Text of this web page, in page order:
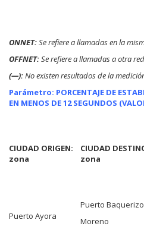
ONNET:Se refiere a llamadas en la
OFFNET:Se refiere a llamadas a otra
(—):No existen resultados de la
Parámetro: PORCENTAJE DE
EN MENOS DE 12 SEGUNDOS
CIUDAD ORIGEN:
zona
CIUDAD
zona
Puerto Ayora
Puerto Baquerizo
Moreno